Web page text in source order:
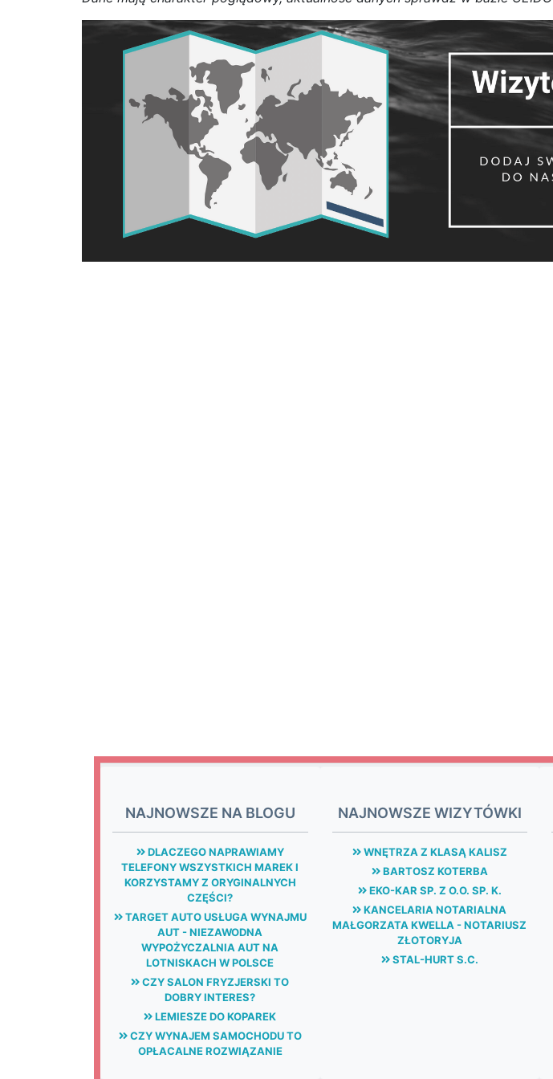
NAJNOWSZE NA BLOGU
DLACZEGO NAPRAWIAMY
TELEFONY WSZYSTKICH MAREK I
KORZYSTAMY Z ORYGINALNYCH
CZĘŚCI?
TARGET AUTO USŁUGA WYNAJMU
AUT - NIEZAWODNA
WYPOŻYCZALNIA AUT NA
LOTNISKACH W POLSCE
CZY SALON FRYZJERSKI TO
DOBRY INTERES?
LEMIESZE DO KOPAREK
CZY WYNAJEM SAMOCHODU TO
OPŁACALNE ROZWIĄZANIE
NAJNOWSZE WIZYTÓWKI
WNĘTRZA Z KLASĄ KALISZ
BARTOSZ KOTERBA
EKO-KAR SP. Z O.O. SP. K.
KANCELARIA NOTARIALNA
MAŁGORZATA KWELLA - NOTARIUSZ
ZŁOTORYJA
STAL-HURT S.C.